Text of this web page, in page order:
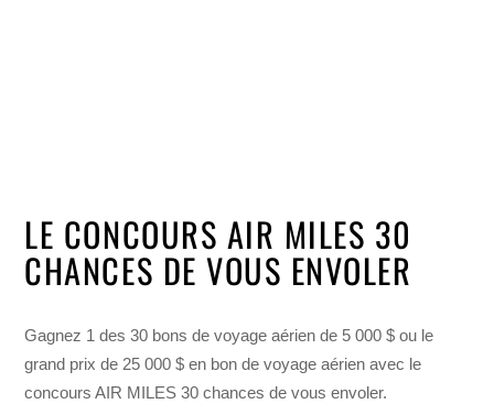
LE CONCOURS AIR MILES 30
CHANCES DE VOUS ENVOLER
Gagnez 1 des 30 bons de voyage aérien de 5 000 $ ou le
grand prix de 25 000 $ en bon de voyage aérien avec le
concours AIR MILES 30 chances de vous envoler.